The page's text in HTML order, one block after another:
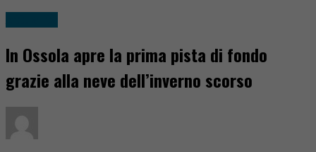
In Ossola apre la prima pista di fondo
grazie alla neve dell’inverno scorso